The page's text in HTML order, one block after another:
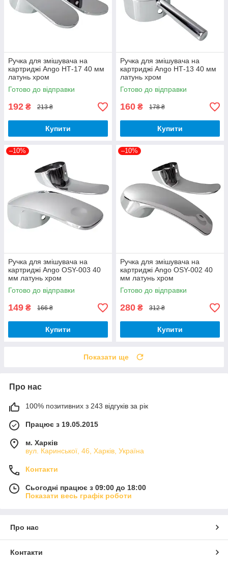
Ручка для змішувача на
картриджі Ango НТ-17 40 мм
латунь хром
Готово до відправки
192 ₴ 213 ₴
Купити
Ручка для змішувача на
картриджі Ango НТ-13 40 мм
латунь хром
Готово до відправки
160 ₴ 178 ₴
Купити
–10%
Ручка для змішувача на
картриджі Ango OSY-003 40
мм латунь хром
Готово до відправки
149 ₴ 166 ₴
Купити
–10%
Ручка для змішувача на
картриджі Ango OSY-002 40
мм латунь хром
Готово до відправки
280 ₴ 312 ₴
Купити
Показати ще
Про нас
100% позитивних з 243 відгуків за рік
Працює з 19.05.2015
м. Харків
вул. Каринської, 46, Харків, Україна
Контакти
Сьогодні працює з 09:00 до 18:00
Показати весь графік роботи
Про нас
Контакти